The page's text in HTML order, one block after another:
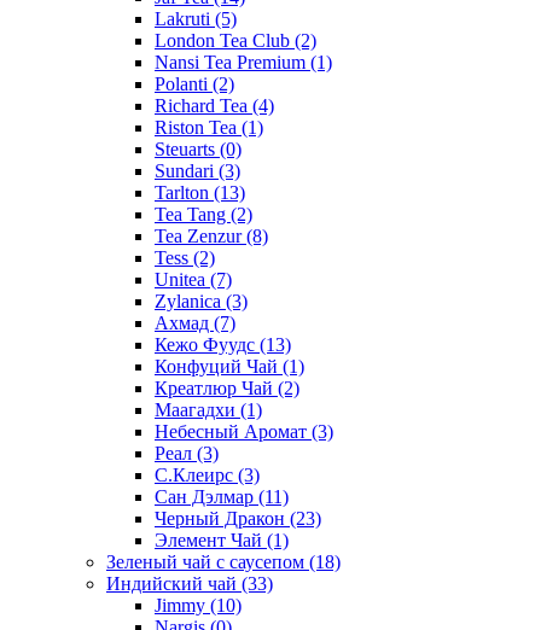
Lakruti (5)
London Tea Club (2)
Nansi Tea Premium (1)
Polanti (2)
Richard Tea (4)
Riston Tea (1)
Steuarts (0)
Sundari (3)
Tarlton (13)
Tea Tang (2)
Tea Zenzur(8)
Tess (2)
Unitea (7)
Zylanica (3)
Ахмад (7)
Кежо Фуудс (13)
Конфуций Чай (1)
Креатлюр Чай (2)
Маагадхи (1)
Небесный Аромат (3)
Реал (3)
С.Клеирс (3)
Сан Дэлмар (11)
Черный Дракон (23)
Элемент Чай (1)
Зеленый чай с саусепом (18)
Индийский чай (33)
Jimmy (10)